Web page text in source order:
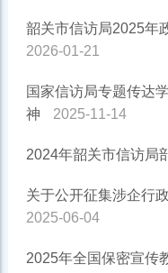
韶关市信访局2025年
2026-01-21
国家信访局专题传达
神
2025-11-14
2024年韶关市信访局
关于公开征集涉企行
2025-06-04
2025年全国保密宣传